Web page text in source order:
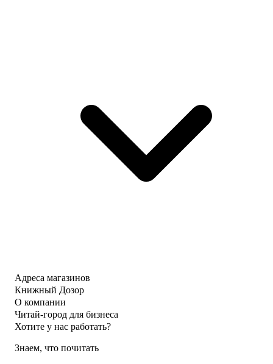
Адреса магазинов
Книжный Дозор
О компании
Читай-город для бизнеса
Хотите у нас работать?
Знаем, что почитать